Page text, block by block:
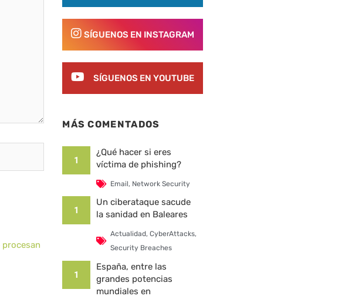
procesan
SÍGUENOS EN INSTAGRAM
SÍGUENOS EN YOUTUBE
MÁS COMENTADOS
1
¿Qué hacer si eres
víctima de phishing?
Email, Network Security
1
Un ciberataque sacude
la sanidad en Baleares
Actualidad, CyberAttacks,
Security Breaches
1
España, entre las
grandes potencias
mundiales en